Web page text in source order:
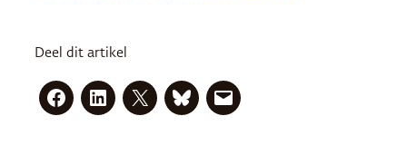
Deel dit artikel